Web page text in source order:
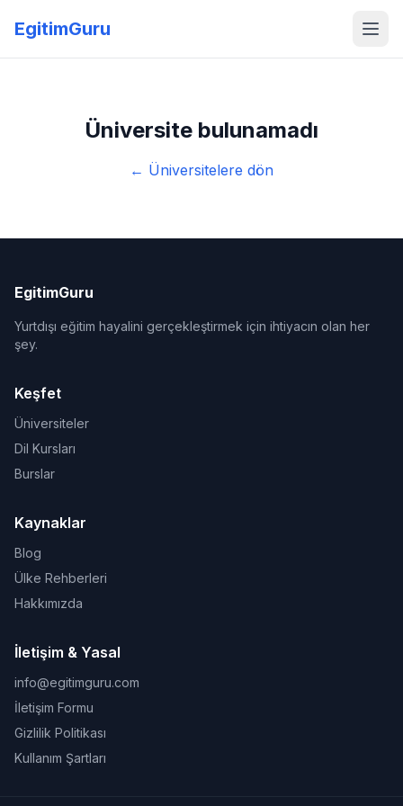
EgitimGuru
Üniversite bulunamadı
← Üniversitelere dön
EgitimGuru
Yurtdışı eğitim hayalini gerçekleştirmek için ihtiyacın olan her
şey.
Keşfet
Üniversiteler
Dil Kursları
Burslar
Kaynaklar
Blog
Ülke Rehberleri
Hakkımızda
İletişim & Yasal
info@egitimguru.com
İletişim Formu
Gizlilik Politikası
Kullanım Şartları